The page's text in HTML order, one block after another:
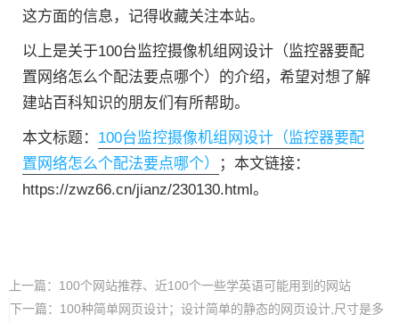
这方面的信息，记得收藏关注本站。
以上是关于100台监控摄像机组网设计（监控器要配
置网络怎么个配法要点哪个）的介绍，希望对想了解
建站百科知识的朋友们有所帮助。
本文标题： 100台监控摄像机组网设计（监控器要配
置网络怎么个配法要点哪个）
；本文链接：
https://zwz66.cn/jianz/230130.html。
上一篇： 100个网站推荐、近100个一些学英语可能用到的网站
下一篇： 100种简单网页设计；设计简单的静态的网页设计,尺寸是多